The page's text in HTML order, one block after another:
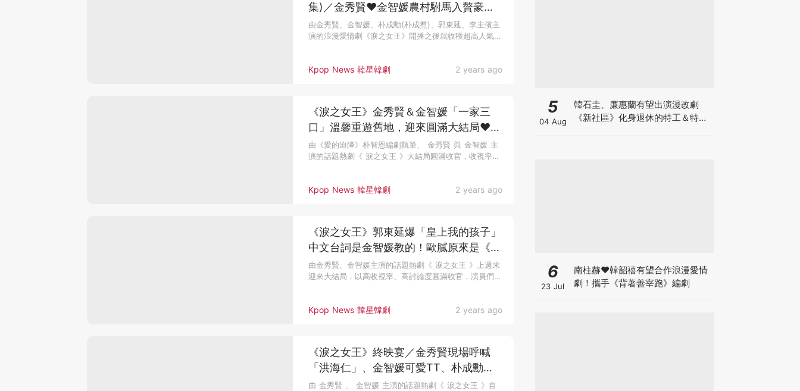
Kpop News 韓星韓劇 2 years ago
集)／金秀賢♥金智媛農村駙馬入贅豪門
千金
由金秀賢、金智媛、朴成勳(朴成焄)、郭東延、李主儐主
演的浪漫愛情劇《淚之女王》開播之後就收穫超高人氣...
Kpop News 韓星韓劇 2 years ago
《淚之女王》金秀賢＆金智媛「一家三
口」溫馨重遊舊地，迎來圓滿大結局♥
(ep15-16)
由《愛的迫降》朴智恩編劇執筆、 金秀賢 與 金智媛 主
演的話題熱劇《 淚之女王 》大結局圓滿收官，收視率以
Kpop News 韓星韓劇 2 years ago
《淚之女王》郭東延爆「皇上我的孩子」
中文台詞是金智媛教的！歐膩原來是《甄
嬛傳》劇迷XD
由金秀賢、金智媛主演的話題熱劇《 淚之女王 》上週末
迎來大結局，以高收視率、高討論度圓滿收官，演員們也
《淚之女王》終映宴／金秀賢現場呼喊
「洪海仁」、金智媛可愛TT、朴成勳求
饒：別討厭我
由 金秀賢 、 金智媛 主演的話題熱劇《 淚之女王 》自
5
04 Aug
韓石圭、廉惠蘭有望出演漫改劇
《新社區》化身退休的特工＆特種
6
23 Jul
南柱赫♥韓韶禧有望合作浪漫愛情
劇！攜手《背著善宰跑》編劇